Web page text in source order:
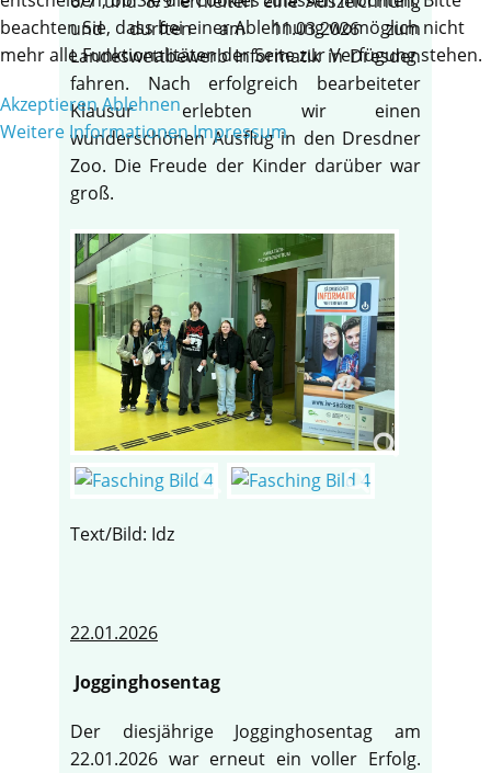
und durften am 11.03.2026 zum
Landeswettbewerb Informatik in Dresden
fahren. Nach erfolgreich bearbeiteter
Klausur erlebten wir einen
wunderschönen Ausflug in den Dresdner
Zoo. Die Freude der Kinder darüber war
groß.
Text/Bild: Idz
22.01.2026
Jogginghosentag
Der diesjährige Jogginghosentag am
22.01.2026 war erneut ein voller Erfolg.
beachten Sie, dass bei einer Ablehnung womöglich nicht
mehr alle Funktionalitäten der Seite zur Verfügung stehen.
AkzeptierenAblehnen
Weitere Informationen Impressum